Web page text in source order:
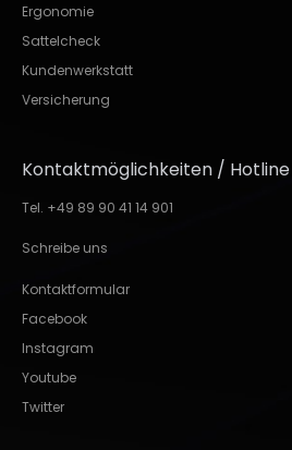
Ergonomie
Sattelcheck
Kundenwerkstatt
Versicherung
Kontaktmöglichkeiten / Hotline
Tel. +49 89 90 41 14 901
Schreibe uns
Kontaktformular
Facebook
Instagram
Youtube
Twitter